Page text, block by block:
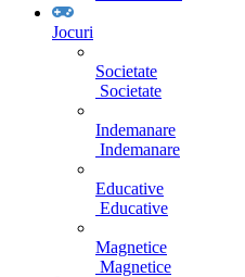
Jocuri
Societate
Societate
Indemanare
Indemanare
Educative
Educative
Magnetice
Magnetice